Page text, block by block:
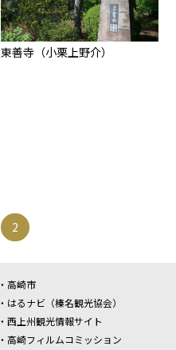
東善寺（小栗上野介）
2
高崎市
はるナビ（榛名観光協会）
西上州観光情報サイト
高崎フィルムコミッション